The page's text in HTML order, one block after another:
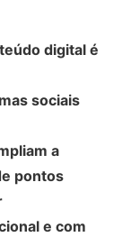
digital é
sociais
a
pontos
e com